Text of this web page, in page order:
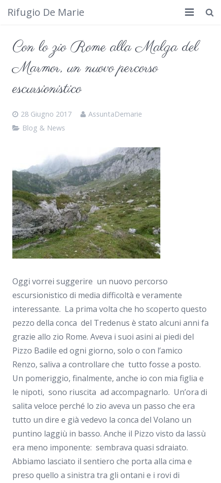
Rifugio De Marie
Dove siamo
Calendario
Cimbergo da vedere
Contatti
Con lo zio Rome alla Malga del
Marmor, un nuovo percorso
escursionistico
28 Giugno 2017
AssuntaDemarie
Blog & News
Oggi vorrei suggerire un nuovo percorso
escursionistico di media difficoltà e veramente
interessante. La prima volta che ho scoperto questo
pezzo della conca del Tredenus è stato alcuni anni fa
grazie allo zio Rome. Aveva i suoi asini ai piedi del
Pizzo Badile ed ogni giorno, solo o con l’amico
Renzo, saliva a controllare che tutto fosse a posto.
Un pomeriggio, finalmente, anche io con mia figlia e
le nipoti, sono riuscita ad accompagnarlo. Un’ora di
salita veloce perché lo zio aveva un passo che era
tutto un dire e già vedevo la conca del Volano un
puntino laggiù in basso. Anche il Pizzo visto da lassù
era meno imponente: sembrava quasi sdraiato.
Abbiamo lasciato il sentiero che porta alla cima e
preso quello a sinistra tra gli ontani e i rovi di